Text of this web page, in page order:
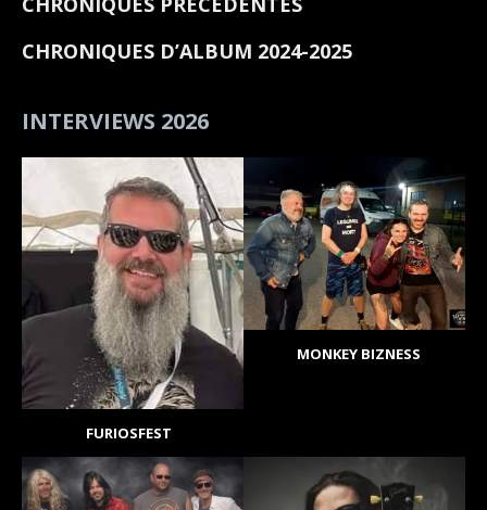
CHRONIQUES D’ALBUM 2024-2025
INTERVIEWS 2026
FURIOSFEST
MONKEY BIZNESS